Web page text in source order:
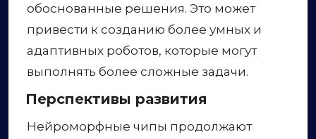
обоснованные решения. Это может
привести к созданию более умных и
адаптивных роботов, которые могут
выполнять более сложные задачи.
Перспективы развития
Нейроморфные чипы продолжают